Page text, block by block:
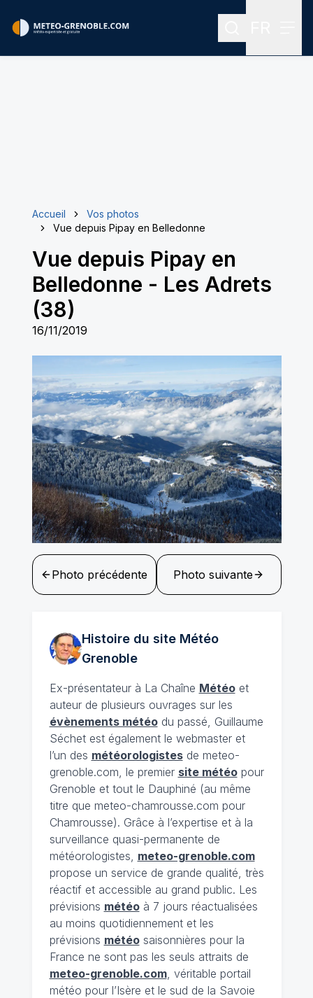
Rechercher
Accueil
Vos photos
Vue depuis Pipay en Belledonne
Vue depuis Pipay en
Belledonne - Les Adrets
(38)
16/11/2019
Photo précédente Photo suivante
Histoire du site Météo
Grenoble
Ex-présentateur à La Chaîne Météoet
auteur de plusieurs ouvrages sur les
évènements météodu passé, Guillaume
Séchet est également le webmaster et
l’un des météorologistesde meteo-
grenoble.com, le premier site météopour
Grenoble et tout le Dauphiné (au même
titre que meteo-chamrousse.com pour
Chamrousse). Grâce à l’expertise et à la
surveillance quasi-permanente de
météorologistes, meteo-grenoble.com
propose un service de grande qualité, très
réactif et accessible au grand public. Les
prévisions météoà 7 jours réactualisées
au moins quotidiennement et les
prévisions météosaisonnières pour la
France ne sont pas les seuls attraits de
meteo-grenoble.com, véritable portail
météo pour l’Isère et le sud de la Savoie